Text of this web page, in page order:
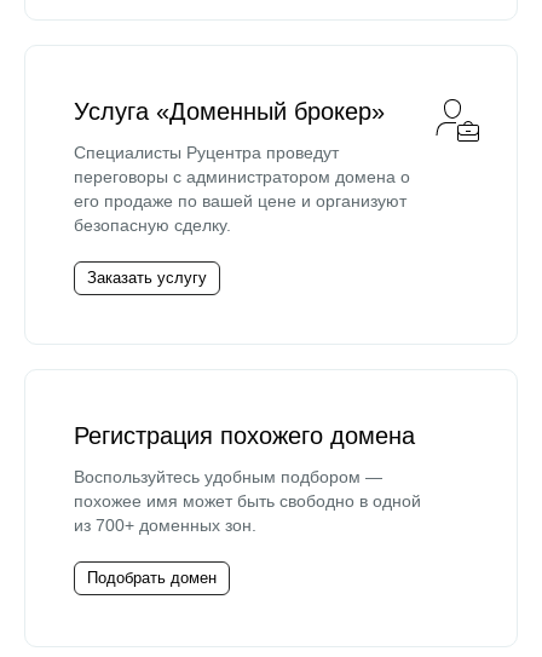
Услуга «Доменный брокер»
Специалисты Руцентра проведут
переговоры с администратором домена о
его продаже по вашей цене и организуют
безопасную сделку.
Заказать услугу
Регистрация похожего домена
Воспользуйтесь удобным подбором —
похожее имя может быть свободно в одной
из 700+ доменных зон.
Подобрать домен